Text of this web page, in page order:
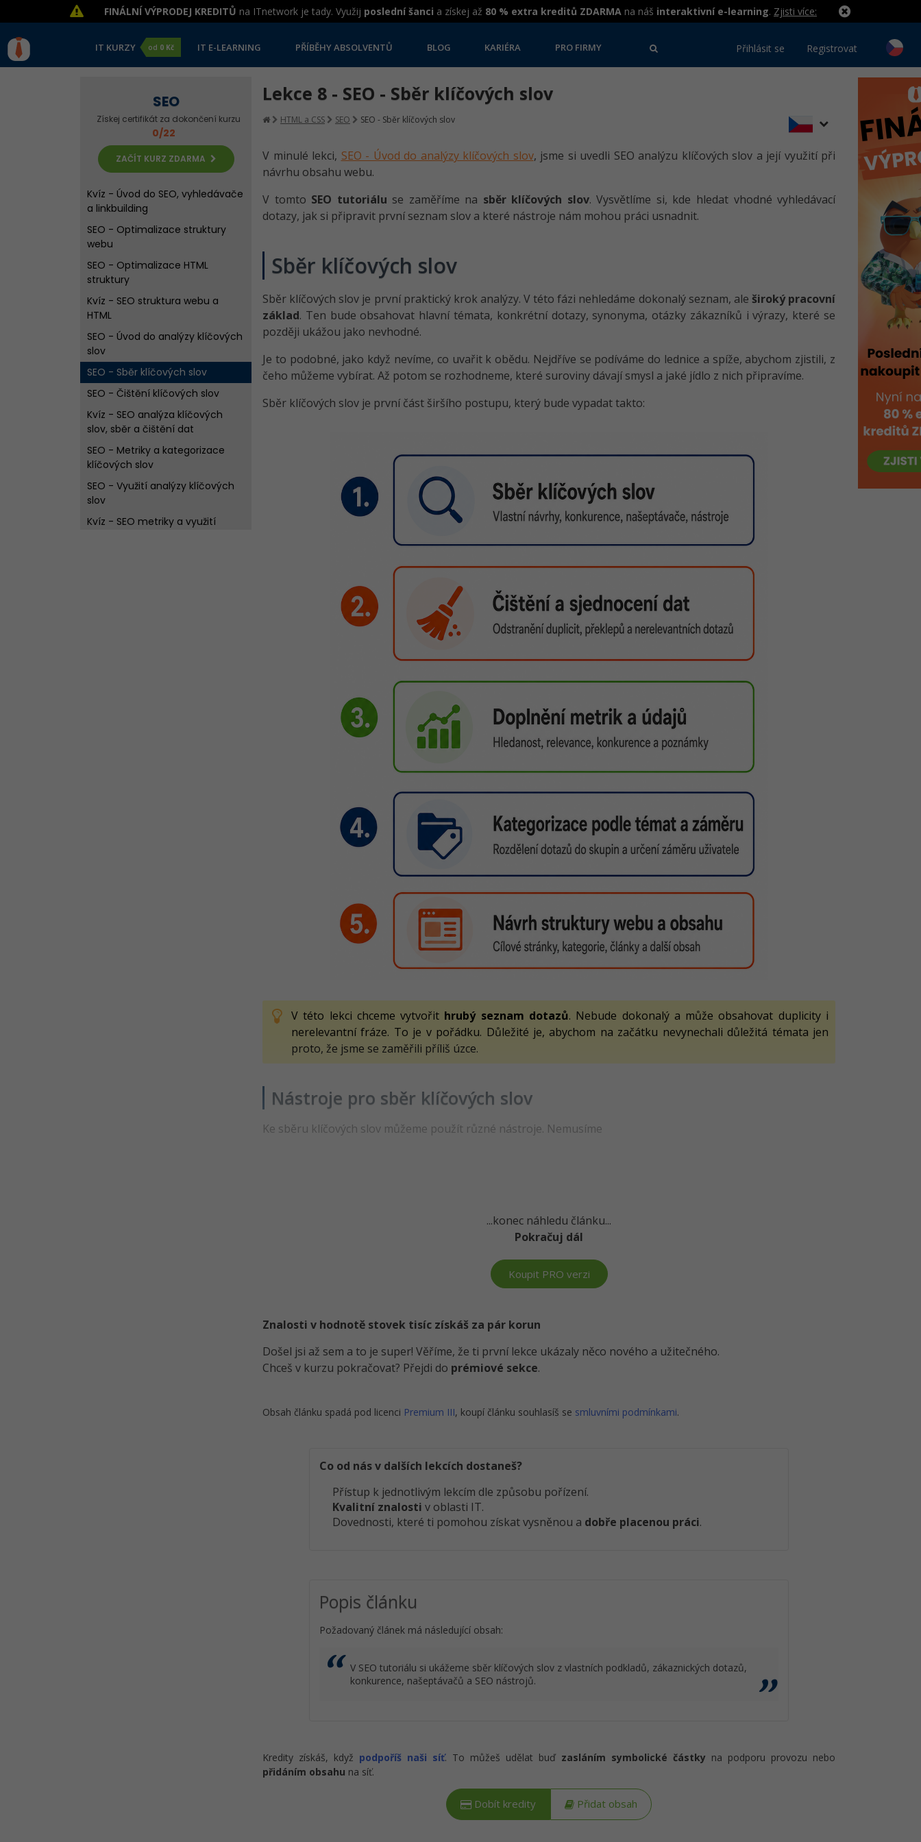
FINÁLNÍ VÝPRODEJ KREDITŮ na ITnetwork je tady. Využij poslední šanci a získej až 80 % extra kreditů ZDARMA na náš interaktivní e-learning. Zjisti více:
IT KURZY od 0 Kč IT E-LEARNING PŘÍBĚHY ABSOLVENTŮ BLOG KARIÉRA PRO FIRMY Přihlásit se Registrovat
SEO
Získej certifikát za dokončení kurzu
0/22
ZAČÍT KURZ ZDARMA
SEO - Úvod do optimalizace
webů pro vyhledávače
SEO - Algoritmy Google a kvalita
SEO - Linkbuilding a zpětné
odkazy
Kvíz - Úvod do SEO, vyhledávače
a linkbuilding
SEO - Optimalizace struktury
webu
SEO - Optimalizace HTML
struktury
Kvíz - SEO struktura webu a
HTML
SEO - Úvod do analýzy klíčových
slov
SEO - Sběr klíčových slov
SEO - Čištění klíčových slov
Kvíz - SEO analýza klíčových
slov, sběr a čištění dat
SEO - Metriky a kategorizace
klíčových slov
SEO - Využití analýzy klíčových
slov
Kvíz - SEO metriky a využití
Lekce 8 - SEO - Sběr klíčových slov
HTML a CSS SEO SEO - Sběr klíčových slov
V minulé lekci, SEO - Úvod do analýzy klíčových slov, jsme si uvedli SEO analýzu klíčových slov a její využití při
návrhu obsahu webu.
V tomto SEO tutoriálu se zaměříme na sběr klíčových slov. Vysvětlíme si, kde hledat vhodné vyhledávací
dotazy, jak si připravit první seznam slov a které nástroje nám mohou práci usnadnit.
Sběr klíčových slov
Sběr klíčových slov je první praktický krok analýzy. V této fázi nehledáme dokonalý seznam, ale široký pracovní
základ. Ten bude obsahovat hlavní témata, konkrétní dotazy, synonyma, otázky zákazníků i výrazy, které se
později ukážou jako nevhodné.
Je to podobné, jako když nevíme, co uvařit k obědu. Nejdříve se podíváme do lednice a spíže, abychom zjistili, z
čeho můžeme vybírat. Až potom se rozhodneme, které suroviny dávají smysl a jaké jídlo z nich připravíme.
Sběr klíčových slov je první část širšího postupu, který bude vypadat takto:
V této lekci chceme vytvořit hrubý seznam dotazů. Nebude dokonalý a může obsahovat duplicity i
nerelevantní fráze. To je v pořádku. Důležité je, abychom na začátku nevynechali důležitá témata jen
proto, že jsme se zaměřili příliš úzce.
Nástroje pro sběr klíčových slov
Ke sběru klíčových slov můžeme použít různé nástroje. Nemusíme
...konec náhledu článku...
Pokračuj dál
Koupit PRO verzi
Znalosti v hodnotě stovek tisíc získáš za pár korun
Došel jsi až sem a to je super! Věříme, že ti první lekce ukázaly něco nového a užitečného.
Chceš v kurzu pokračovat? Přejdi do prémiové sekce.
Obsah článku spadá pod licenci Premium III, koupí článku souhlasíš se smluvními podmínkami.
Co od nás v dalších lekcích dostaneš?
Přístup k jednotlivým lekcím dle způsobu pořízení.
Kvalitní znalosti v oblasti IT.
Dovednosti, které ti pomohou získat vysněnou a dobře placenou práci.
Popis článku
Požadovaný článek má následující obsah:
V SEO tutoriálu si ukážeme sběr klíčových slov z vlastních podkladů, zákaznických dotazů,
konkurence, našeptávačů a SEO nástrojů.
Kredity získáš, když podpoříš naši síť. To můžeš udělat buď zasláním symbolické částky na podporu provozu nebo
přidáním obsahu na síť.
Dobít kredity Přidat obsah